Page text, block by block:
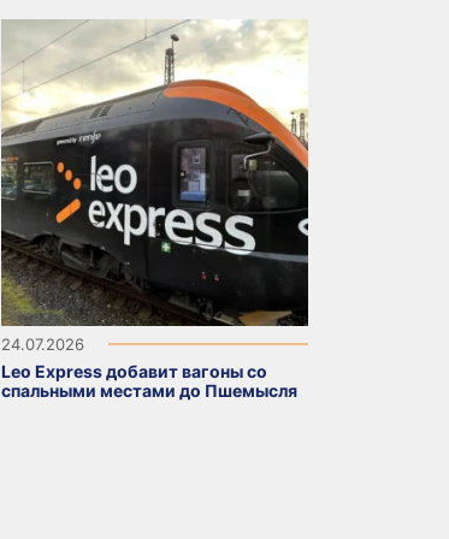
24.07.2026
Leo Express добавит вагоны со
спальными местами до Пшемысля